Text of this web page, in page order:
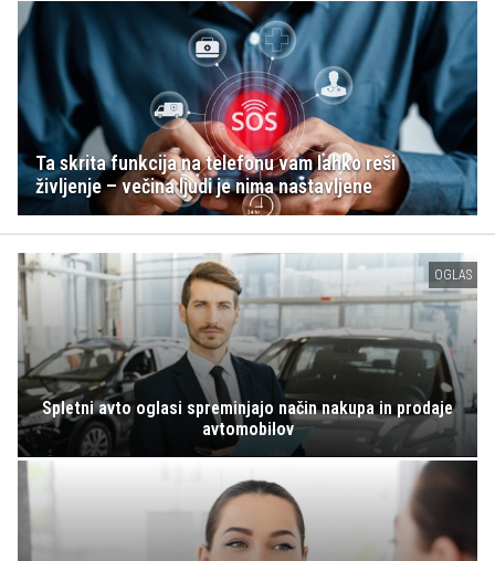
Ta skrita funkcija na telefonu vam lahko reši
življenje – večina ljudi je nima nastavljene
OGLAS
Spletni avto oglasi spreminjajo način nakupa in prodaje
avtomobilov